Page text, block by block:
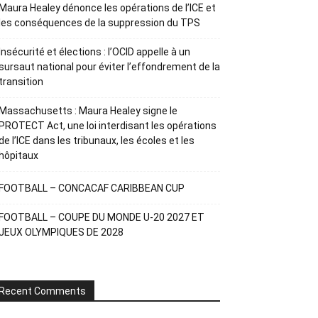
Healey dénonce les opérations de l’ICE et
conséquences de la suppression du TPS
et élections : l’OCID appelle à un
national pour éviter l’effondrement de la
: Maura Healey signe le
Act, une loi interdisant les opérations
l’ICE dans les tribunaux, les écoles et les
– CONCACAF CARIBBEAN CUP
– COUPE DU MONDE U-20 2027 ET
OLYMPIQUES DE 2028
Comments